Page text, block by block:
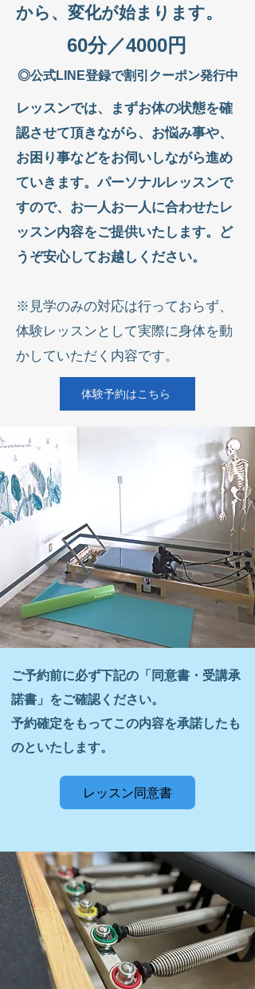
から、変化が始まります。
60分／4000円
◎公式LINE登録で割引クーポン発行中
レッスンでは、まずお体の状態を確
認させて頂きながら、お悩み事や、
お困り事などをお伺いしながら進め
ていきます。パーソナルレッスンで
すので、お一人お一人に合わせたレ
ッスン内容をご提供いたします。ど
うぞ安心してお越しください。
※見学のみの対応は行っておらず、
体験レッスンとして実際に身体を動
かしていただく内容です。
体験予約はこちら
ご予約前に必ず下記の「同意書・受講承
諾書」をご確認ください。
予約確定をもってこの内容を承諾したも
のといたします。
レッスン同意書